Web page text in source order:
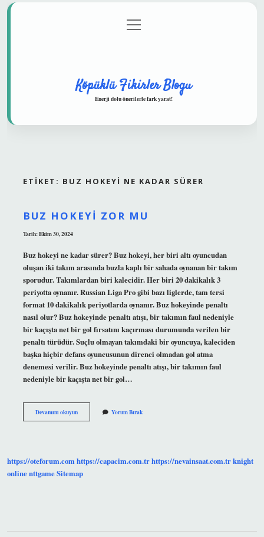
Gizlilik Politikası
menüyü
aç
Köpüklü Fikirler Blogu
Enerji dolu önerilerle fark yarat!
ETIKET: BUZ HOKEYI NE KADAR SÜRER
BUZ HOKEYI ZOR MU
Tarih: Ekim 30, 2024
Buz hokeyi ne kadar sürer? Buz hokeyi, her biri altı oyuncudan
oluşan iki takım arasında buzla kaplı bir sahada oynanan bir takım
sporudur. Takımlardan biri kalecidir. Her biri 20 dakikalık 3
periyotta oynanır. Russian Liga Pro gibi bazı liglerde, tam tersi
format 10 dakikalık periyotlarda oynanır. Buz hokeyinde penaltı
nasıl olur? Buz hokeyinde penaltı atışı, bir takımın faul nedeniyle
bir kaçışta net bir gol fırsatını kaçırması durumunda verilen bir
penaltı türüdür. Suçlu olmayan takımdaki bir oyuncuya, kaleciden
başka hiçbir defans oyuncusunun direnci olmadan gol atma
denemesi verilir. Buz hokeyinde penaltı atışı, bir takımın faul
nedeniyle bir kaçışta net bir gol…
Devamını okuyunBuz
Hokeyi
Yorum Bırak
https://oteforum.comhttps://capacim.com.trhttps://nevainsaat.com.trknight
onlinenttgameSitemap